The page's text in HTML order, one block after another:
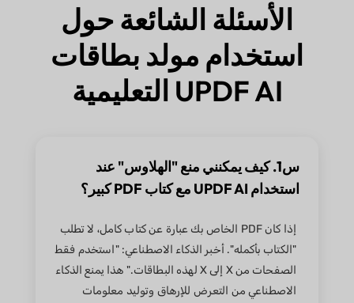
الأسئلة الشائعة حول
استخدام مولد بطاقات
UPDF AI التعليمية
س1. كيف يمكنني منع "الهلاوس" عند
استخدام UPDF AI مع كتاب PDF كبير؟
إذا كان PDF الخاص بك عبارة عن كتاب كامل، لا تطلب
"الكتاب بأكمله". أخبر الذكاء الاصطناعي: "استخدم فقط
الصفحات من X إلى X لهذه البطاقات." هذا يمنع الذكاء
الاصطناعي من التعرض للإرهاق وتوليد معلومات